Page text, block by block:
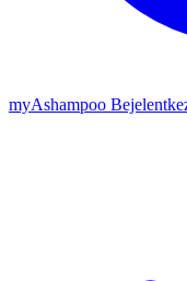
myAshampoo